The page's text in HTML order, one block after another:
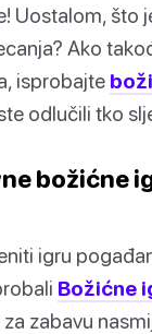
Uostalom, što
Ako
isprobajte
odlučili tko
božićne
igru
Božićne
zabavu